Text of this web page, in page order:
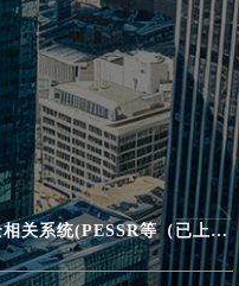
SJT-ZPC-P系列电梯可编程电子安全相关系统(PESSR等（已上传）